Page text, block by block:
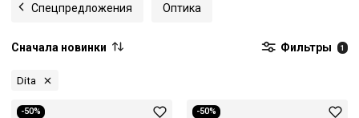
Спецпредложения Оптика
Сначала новинки Фильтры 1
Dita
-50% -50%